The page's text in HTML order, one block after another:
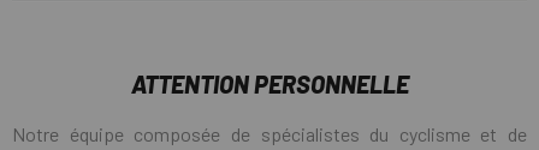
ATTENTION PERSONNELLE
Notre équipe composée de spécialistes du cyclisme et de